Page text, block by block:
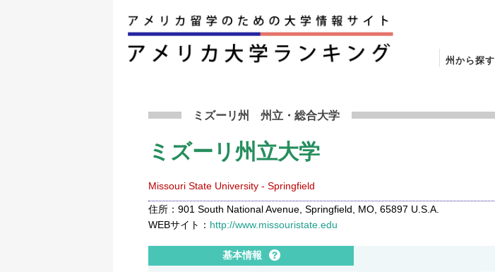
州から探す
ミズーリ州州立 ・総合大学
ミズーリ州立大学
Missouri State University - Springfield
住所：901 South National Avenue, Springfield, MO, 65897 U.S.A.
WEBサイト： http://www.missouristate.edu
基本情報